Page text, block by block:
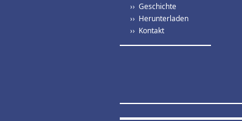
›› Geschichte
›› Herunterladen
›› Kontakt